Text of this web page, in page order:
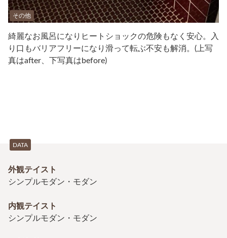
その他
綺麗なお風呂になりヒートショックの危険もなく安心。入
り口もバリアフリーになり滑って転ぶ不安も解消。(上写
真はafter、下写真はbefore)
DATA
外観テイスト
シンプルモダン・モダン
内観テイスト
シンプルモダン・モダン